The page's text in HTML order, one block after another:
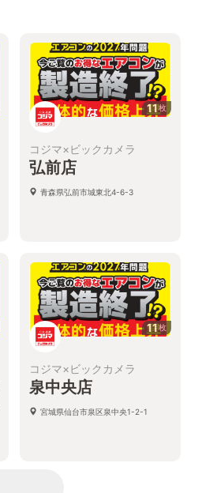
11枚
コジマ×ビックカメラ
弘前店
青森県弘前市城東北4-6-3
11枚
コジマ×ビックカメラ
泉中央店
宮城県仙台市泉区泉中央1-2-1